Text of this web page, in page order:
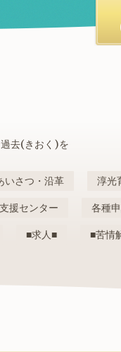
去(きおく)を
いさつ・沿革 淳光
援センター 各種
■求人■ ■苦情